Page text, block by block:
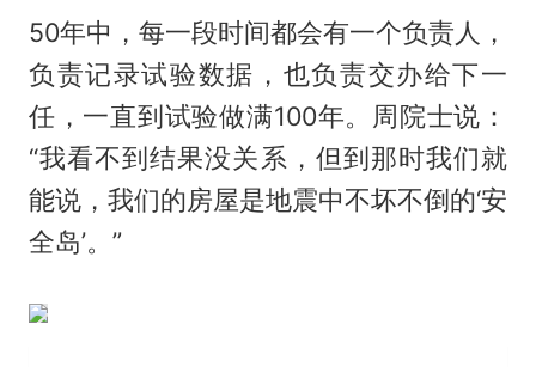
50年中，每一段时间都会有一个负责人，
负责记录试验数据，也负责交办给下一
任，一直到试验做满100年。周院士说：
“我看不到结果没关系，但到那时我们就
能说，我们的房屋是地震中不坏不倒的‘安
全岛’。”